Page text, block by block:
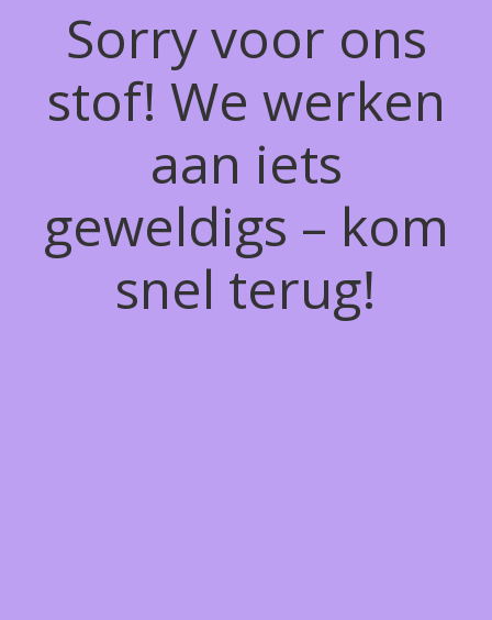
Sorry voor ons
stof! We werken
aan iets
geweldigs – kom
snel terug!